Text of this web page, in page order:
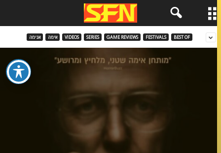
BEST OF
FESTIVALS
GAME REVIEWS
SERIES
VIDEOS אימה אנימה